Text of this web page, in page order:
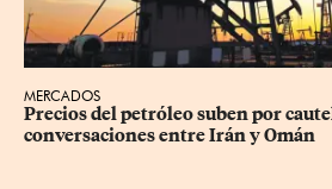
MERCADOS
Precios ⁠del petróleo suben por
conversaciones entre Irán y Omán